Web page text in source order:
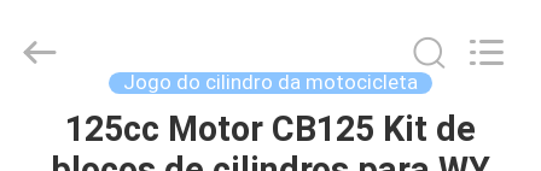
CASA
Cylinder
Block.,Ltd.
Jogo do cilindro da motocicleta
125cc Motor CB125 Kit de